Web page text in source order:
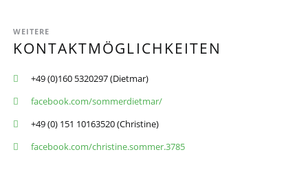
WEITERE
KONTAKTMÖGLICHKEITEN
+49 (0)160 5320297 (Dietmar)
facebook.com/sommerdietmar/
+49 (0) 151 10163520 (Christine)
facebook.com/christine.sommer.3785